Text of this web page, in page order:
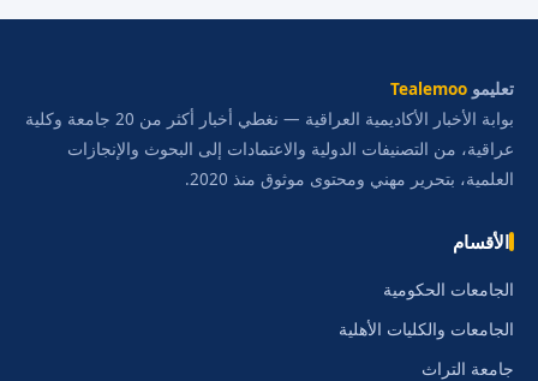
تعليمو Tealemoo
بوابة الأخبار الأكاديمية العراقية — نغطي أخبار أكثر من 20 جامعة وكلية
عراقية، من التصنيفات الدولية والاعتمادات إلى البحوث والإنجازات
العلمية، بتحرير مهني ومحتوى موثوق منذ 2020.
الأقسام
الجامعات الحكومية
الجامعات والكليات الأهلية
جامعة التراث